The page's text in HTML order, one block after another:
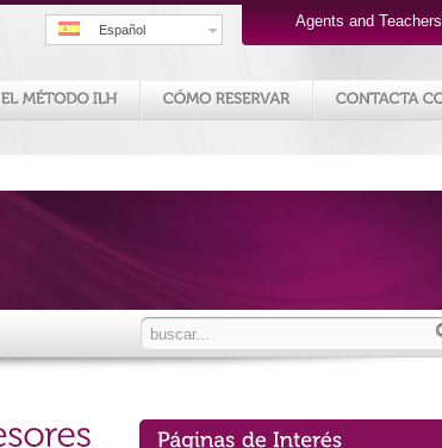
Español Agents and Teachers